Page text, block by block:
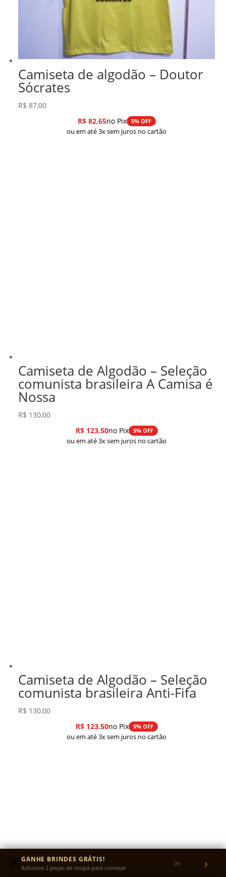
Camiseta de algodão – Doutor
Sócrates
R$ 87,00
R$82,65no Pix 5% OFF
ou em até 3x sem juros no cartão
Camiseta de Algodão – Seleção
comunista brasileira A Camisa é
Nossa
R$ 130,00
R$123,50no Pix 5% OFF
ou em até 3x sem juros no cartão
Camiseta de Algodão – Seleção
comunista brasileira Anti-Fifa
R$ 130,00
R$123,50no Pix 5% OFF
ou em até 3x sem juros no cartão
🎁GANHE BRINDES GRÁTIS!
Adicione 2 peças de roupa para começar 0% ›